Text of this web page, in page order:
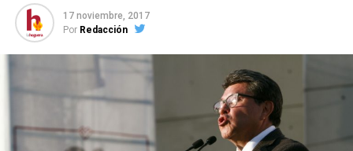
17 noviembre, 2017
Por Redacción